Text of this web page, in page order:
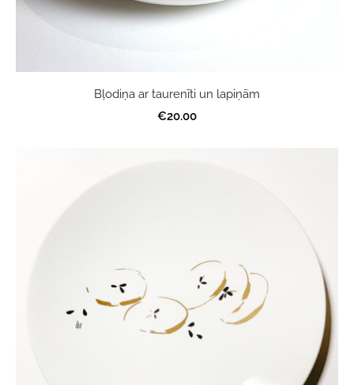
Bļodiņa ar taurenīti un lapiņām
€20.00